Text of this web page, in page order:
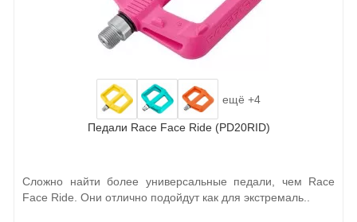
ещё +4
Педали Race Face Ride (PD20RID)
Сложно найти более универсальные педали, чем Race
Face Ride. Они отлично подойдут как для экстремаль..